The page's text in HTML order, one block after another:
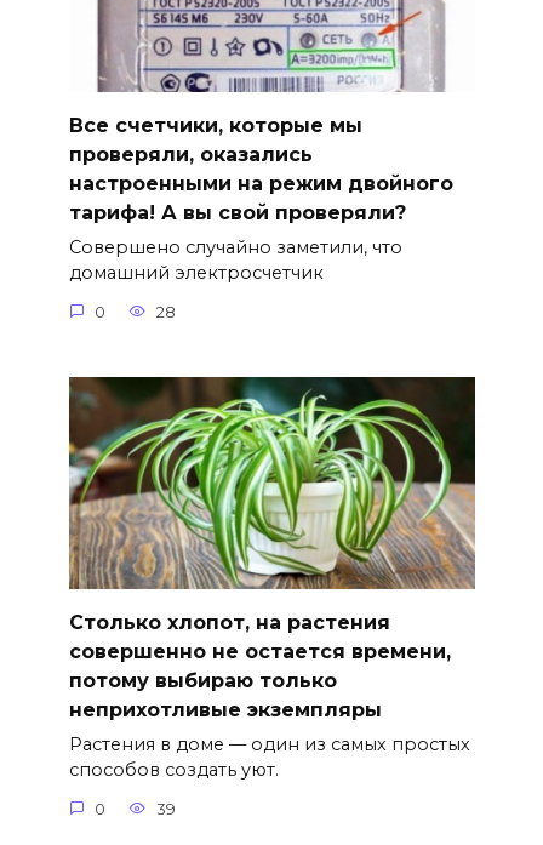
Все счетчики, которые мы
проверяли, оказались
настроенными на режим двойного
тарифа! А вы свой проверяли?
Совершено случайно заметили, что
домашний электросчетчик
0 28
Столько хлопот, на растения
совершенно не остается времени,
потому выбираю только
неприхотливые экземпляры
Растения в доме — один из самых простых
способов создать уют.
0 39